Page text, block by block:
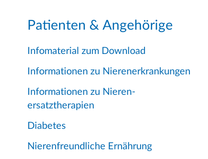
Patienten & Angehörige
Infomaterial zum Download
Informationen zu Nierenerkrankungen
Informationen zu Nieren-
ersatztherapien
Diabetes
Nierenfreundliche Ernährung